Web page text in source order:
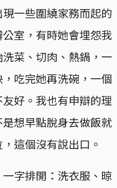
一些圍繞家務而起的
室，有時她會埋怨我
菜、切肉、熱鍋，一
吃完她再洗碗，一個
好。我也有申辯的理
想早點脫身去做飯就
這個沒有說出口。
字排開：洗衣服、晾